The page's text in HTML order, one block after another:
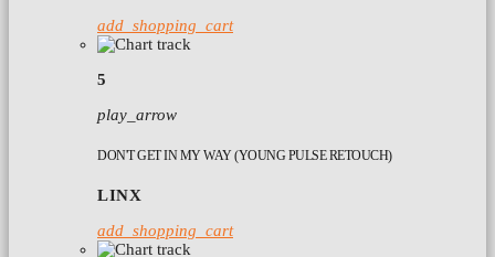
add_shopping_cart
5
play_arrow
DON'T GET IN MY WAY (YOUNG PULSE RETOUCH)
LINX
add_shopping_cart